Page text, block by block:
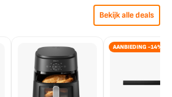
Bekijk alle deals
AANBIEDING -14%